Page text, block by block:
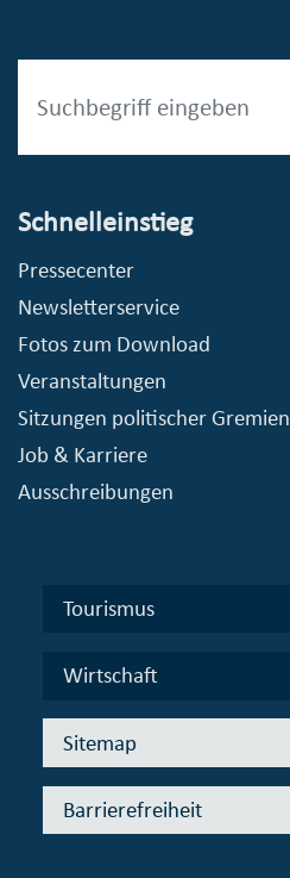
Schnelleinstieg
Pressecenter
Newsletterservice
Fotos zum Download
Veranstaltungen
Sitzungen politischer Gremien
Job & Karriere
Ausschreibungen
Tourismus
Wirtschaft
Sitemap
Barrierefreiheit